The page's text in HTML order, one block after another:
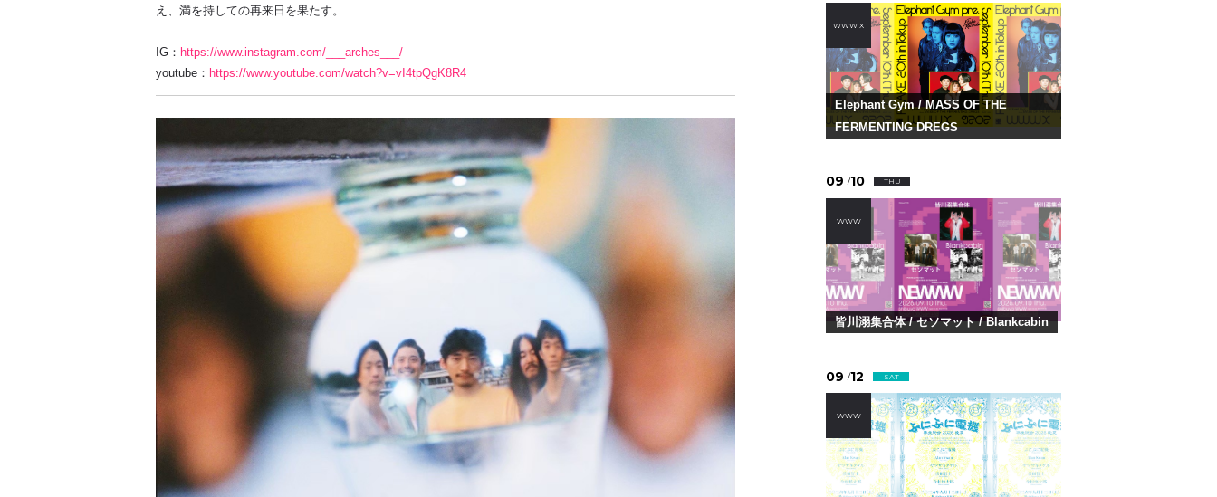
え、満を持しての再来日を果たす。
IG： https://www.instagram.com/___arches___/
youtube： https://www.youtube.com/watch?v=vI4tpQgK8R4
WWW X
Elephant Gym / MASS OF THE
FERMENTING DREGS
09 /10 THU
WWW
皆川溺集合体 / セソマット / Blankcabin
09 /12 SAT
WWW